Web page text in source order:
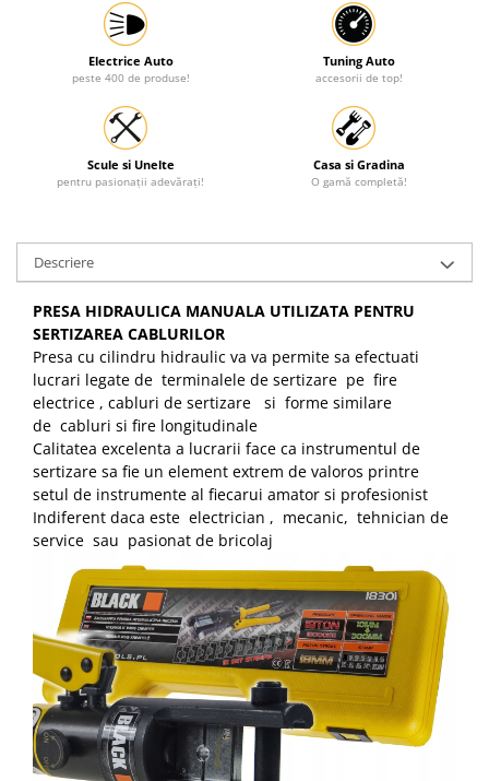
Electrice Auto
peste 400 de produse!
Tuning Auto
accesorii de top!
Scule si Unelte
pentru pasionații adevărați!
Casa si Gradina
O gamă completă!
Descriere
PRESA HIDRAULICA MANUALA UTILIZATA PENTRU
SERTIZAREA CABLURILOR
Presa cu cilindru hidraulic va va permite sa efectuati
lucrari legate de terminalele de sertizare pe fire
electrice , cabluri de sertizare si forme similare
de cabluri si fire longitudinale
Calitatea excelenta a lucrarii face ca instrumentul de
sertizare sa fie un element extrem de valoros printre
setul de instrumente al fiecarui amator si profesionist
Indiferent daca este electrician , mecanic, tehnician de
service sau pasionat de bricolaj